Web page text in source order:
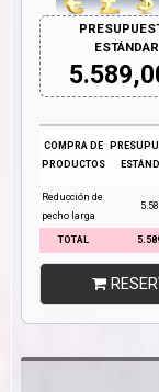
ESTÁNDAR
COMPRA DE
PRODUCTOS
Reducción de
pecho larga
TOTAL